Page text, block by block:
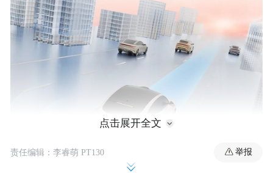
点击展开全文
责任编辑：李睿萌 PT130 举报